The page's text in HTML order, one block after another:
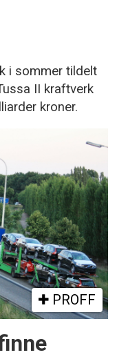
i sommer tildelt
II kraftverk
kroner.
PROFF